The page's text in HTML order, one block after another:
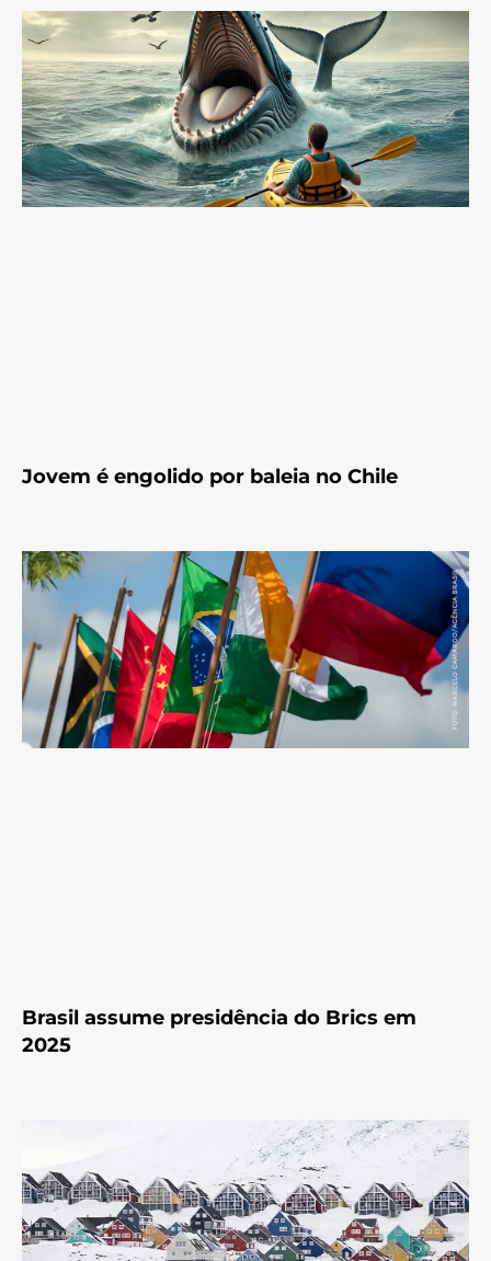
Jovem é engolido por baleia no Chile
Brasil assume presidência do Brics em
2025